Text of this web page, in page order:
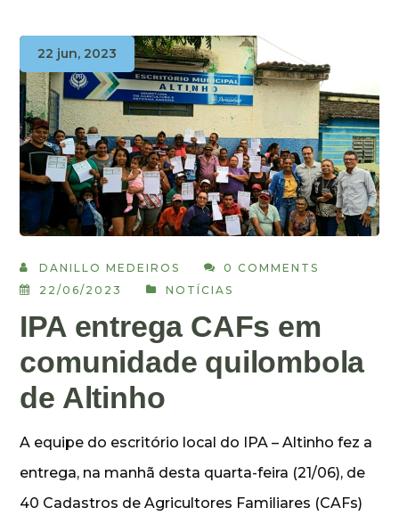
22 jun, 2023
DANILLO MEDEIROS
0 COMMENTS
22/06/2023
NOTÍCIAS
IPA entrega CAFs em
comunidade quilombola
de Altinho
A equipe do escritório local do IPA – Altinho fez a
entrega, na manhã desta quarta-feira (21/06), de
40 Cadastros de Agricultores Familiares (CAFs)